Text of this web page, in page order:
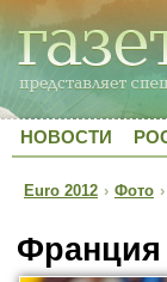
НОВОСТИ
Euro 2012 › Фото ›
Франция